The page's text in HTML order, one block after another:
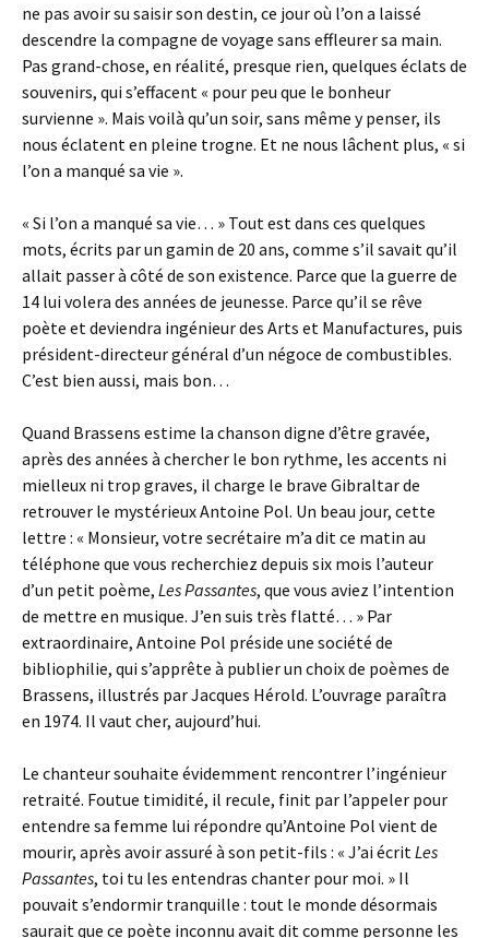
ne pas avoir su saisir son destin, ce jour où l’on a laissé
descendre la compagne de voyage sans effleurer sa main.
Pas grand-chose, en réalité, presque rien, quelques éclats de
souvenirs, qui s’effacent « pour peu que le bonheur
survienne ». Mais voilà qu’un soir, sans même y penser, ils
nous éclatent en pleine trogne. Et ne nous lâchent plus, « si
l’on a manqué sa vie ».
« Si l’on a manqué sa vie… » Tout est dans ces quelques
mots, écrits par un gamin de 20 ans, comme s’il savait qu’il
allait passer à côté de son existence. Parce que la guerre de
14 lui volera des années de jeunesse. Parce qu’il se rêve
poète et deviendra ingénieur des Arts et Manufactures, puis
président-directeur général d’un négoce de combustibles.
C’est bien aussi, mais bon…
Quand Brassens estime la chanson digne d’être gravée,
après des années à chercher le bon rythme, les accents ni
mielleux ni trop graves, il charge le brave Gibraltar de
retrouver le mystérieux Antoine Pol. Un beau jour, cette
lettre : « Monsieur, votre secrétaire m’a dit ce matin au
téléphone que vous recherchiez depuis six mois l’auteur
d’un petit poème, Les Passantes, que vous aviez l’intention
de mettre en musique. J’en suis très flatté… » Par
extraordinaire, Antoine Pol préside une société de
bibliophilie, qui s’apprête à publier un choix de poèmes de
Brassens, illustrés par Jacques Hérold. L’ouvrage paraîtra
en 1974. Il vaut cher, aujourd’hui.
Le chanteur souhaite évidemment rencontrer l’ingénieur
retraité. Foutue timidité, il recule, finit par l’appeler pour
entendre sa femme lui répondre qu’Antoine Pol vient de
mourir, après avoir assuré à son petit-fils : « J’ai écritLes
Passantes, toi tu les entendras chanter pour moi. » Il
pouvait s’endormir tranquille : tout le monde désormais
saurait que ce poète inconnu avait dit comme personne les